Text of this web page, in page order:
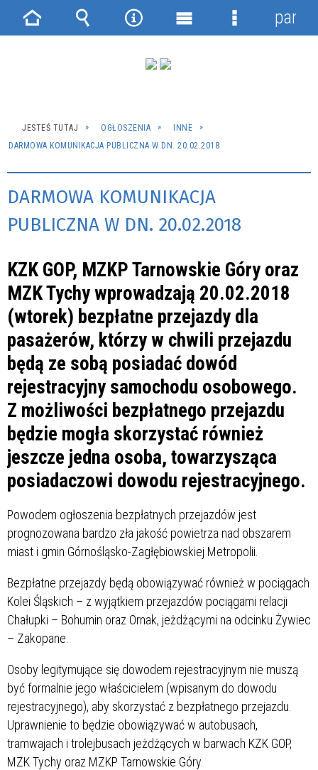
JESTEŚ TUTAJ OGŁOSZENIA
INNE
DARMOWA KOMUNIKACJA PUBLICZNA W DN. 20.02.2018
DARMOWA KOMUNIKACJA
PUBLICZNA W DN. 20.02.2018
KZK GOP, MZKP Tarnowskie Góry oraz
MZK Tychy wprowadzają 20.02.2018
(wtorek) bezpłatne przejazdy dla
pasażerów, którzy w chwili przejazdu
będą ze sobą posiadać dowód
rejestracyjny samochodu osobowego.
Z możliwości bezpłatnego przejazdu
będzie mogła skorzystać również
jeszcze jedna osoba, towarzysząca
posiadaczowi dowodu rejestracyjnego.
Powodem ogłoszenia bezpłatnych przejazdów jest
prognozowana bardzo zła jakość powietrza nad obszarem
miast i gmin Górnośląsko-Zagłębiowskiej Metropolii.
Bezpłatne przejazdy będą obowiązywać również w pociągach
Kolei Śląskich – z wyjątkiem przejazdów pociągami relacji
Chałupki – Bohumin oraz Ornak, jeżdżącymi na odcinku Żywiec
– Zakopane.
Osoby legitymujące się dowodem rejestracyjnym nie muszą
być formalnie jego właścicielem (wpisanym do dowodu
rejestracyjnego), aby skorzystać z bezpłatnego przejazdu.
Uprawnienie to będzie obowiązywać w autobusach,
tramwajach i trolejbusach jeżdżących w barwach KZK GOP,
MZK Tychy oraz MZKP Tarnowskie Góry.
Strona Wyszukiwarka
NarzędziaMenu
Menu
panel